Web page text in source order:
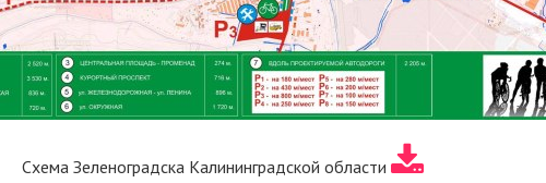
Схема Зеленоградска Калининградской области